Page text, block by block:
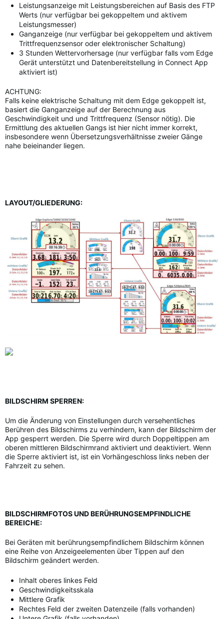
Leistungsanzeige mit Leistungsbereichen auf Basis des FTP
Werts (nur verfügbar bei gekoppeltem und aktivem
Leistungsmesser)
Ganganzeige (nur verfügbar bei gekoppeltem und aktivem
Trittfrequenzsensor oder elektronischer Schaltung)
3 Stunden Wettervorhersage (nur verfügbar falls vom Edge
Gerät unterstützt und Datenbereitstellung in Connect App
aktiviert ist)
ACHTUNG:
Falls keine elektrische Schaltung mit dem Edge gekoppelt ist,
basiert die Ganganzeige auf der Berechnung aus
Geschwindigkeit und und Trittfrequenz (Sensor nötig). Die
Ermittlung des aktuellen Gangs ist hier nicht immer korrekt,
insbesondere wenn Übersetzungsverhältnisse zweier Gänge
nahe beieinander liegen.
LAYOUT/GLIEDERUNG:
BILDSCHIRM SPERREN:
Um die Änderung von Einstellungen durch versehentliches
Berühren des Bildschirms zu verhindern, kann der Bildschirm der
App gesperrt werden. Die Sperre wird durch Doppeltippen am
oberen mittleren Bildschirmrand aktiviert und deaktiviert. Wenn
die Sperre aktiviert ist, ist ein Vorhängeschloss links neben der
Fahrzeit zu sehen.
BILDSCHIRMFOTOS UND BERÜHRUNGSEMPFINDLICHE
BEREICHE:
Bei Geräten mit berührungsempfindlichem Bildschirm können
eine Reihe von Anzeigeelementen über Tippen auf den
Bildschirm geändert werden.
Inhalt oberes linkes Feld
Geschwindigkeitsskala
Mittlere Grafik
Rechtes Feld der zweiten Datenzeile (falls vorhanden)